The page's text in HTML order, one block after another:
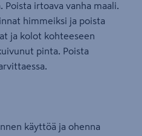
irtoava vanha maali.
himmeiksi ja poista
ja kolot kohteeseen
pinta. Poista
käyttöä ja ohenna